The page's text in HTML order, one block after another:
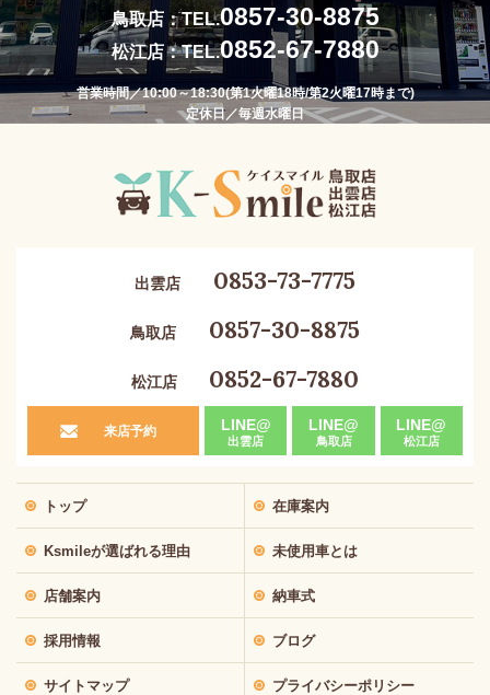
鳥取店：TEL.0857-30-8875
松江店：TEL.0852-67-7880
営業時間／10:00～18:30(第1火曜18時/第2火曜17時まで)
定休日／毎週水曜日
出雲店 0853-73-7775
鳥取店 0857-30-8875
松江店 0852-67-7880
来店予約 LINE@
出雲店
LINE@
鳥取店
LINE@
松江店
トップ 在庫案内
Ksmileが選ばれる理由 未使用車とは
店舗案内 納車式
採用情報 ブログ
サイトマップ プライバシーポリシー